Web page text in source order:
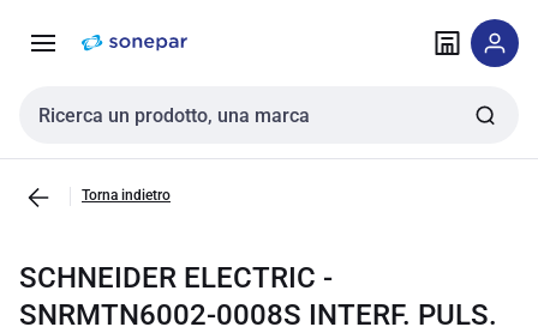
navigazione alla
Cerca input
Torna indietro
SCHNEIDER ELECTRIC -
SNRMTN6002-0008S INTERF. PULS.